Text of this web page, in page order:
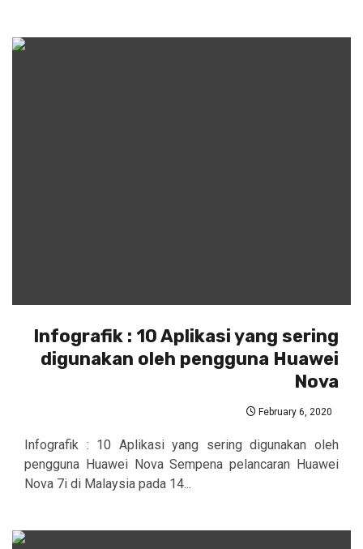
Infografik : 10 Aplikasi yang sering
digunakan oleh pengguna Huawei
Nova
February 6, 2020
Infografik : 10 Aplikasi yang sering digunakan oleh
pengguna Huawei Nova Sempena pelancaran Huawei
Nova 7i di Malaysia pada 14...